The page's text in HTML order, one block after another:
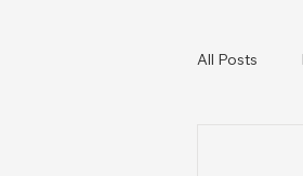
All Posts
Katzen